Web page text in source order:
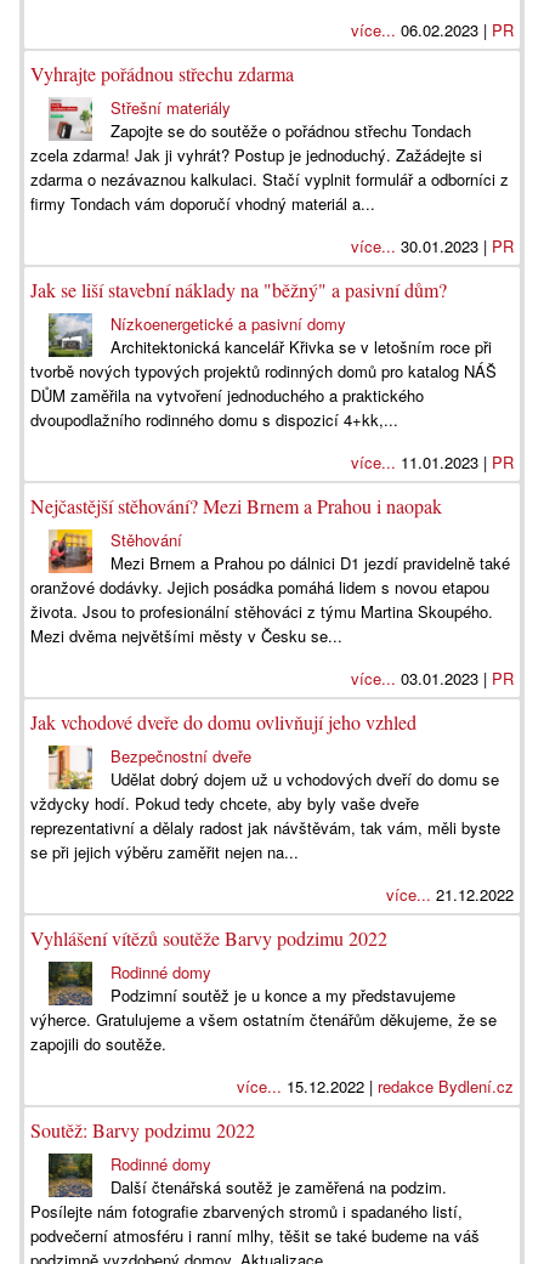
více... 06.02.2023 | PR
Vyhrajte pořádnou střechu zdarma
Střešní materiály
Zapojte se do soutěže o pořádnou střechu Tondach
zcela zdarma! Jak ji vyhrát? Postup je jednoduchý. Zažádejte si
zdarma o nezávaznou kalkulaci. Stačí vyplnit formulář a odborníci z
firmy Tondach vám doporučí vhodný materiál a...
více... 30.01.2023 | PR
Jak se liší stavební náklady na "běžný" a pasivní dům?
Nízkoenergetické a pasivní domy
Architektonická kancelář Křivka se v letošním roce při
tvorbě nových typových projektů rodinných domů pro katalog NÁŠ
DŮM zaměřila na vytvoření jednoduchého a praktického
dvoupodlažního rodinného domu s dispozicí 4+kk,...
více... 11.01.2023 | PR
Nejčastější stěhování? Mezi Brnem a Prahou i naopak
Stěhování
Mezi Brnem a Prahou po dálnici D1 jezdí pravidelně také
oranžové dodávky. Jejich posádka pomáhá lidem s novou etapou
života. Jsou to profesionální stěhováci z týmu Martina Skoupého.
Mezi dvěma největšími městy v Česku se...
více... 03.01.2023 | PR
Jak vchodové dveře do domu ovlivňují jeho vzhled
Bezpečnostní dveře
Udělat dobrý dojem už u vchodových dveří do domu se
vždycky hodí. Pokud tedy chcete, aby byly vaše dveře
reprezentativní a dělaly radost jak návštěvám, tak vám, měli byste
se při jejich výběru zaměřit nejen na...
více... 21.12.2022
Vyhlášení vítězů soutěže Barvy podzimu 2022
Rodinné domy
Podzimní soutěž je u konce a my představujeme
výherce. Gratulujeme a všem ostatním čtenářům děkujeme, že se
zapojili do soutěže.
více... 15.12.2022 | redakce Bydlení.cz
Soutěž: Barvy podzimu 2022
Rodinné domy
Další čtenářská soutěž je zaměřená na podzim.
Posílejte nám fotografie zbarvených stromů i spadaného listí,
podvečerní atmosféru i ranní mlhy, těšit se také budeme na váš